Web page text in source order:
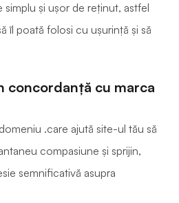
simplu și ușor de reținut, astfel
îl poată folosi cu ușurință și să
concordanță cu marca
.care ajută site-ul tău să
compasiune și sprijin,
semnificativă asupra